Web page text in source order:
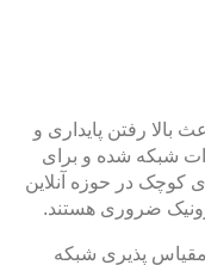
بالا رفتن پایداری و
شبکه شده و برای
کوچک در حوزه آنلاین
ضروری هستند.
پذیری شبکه